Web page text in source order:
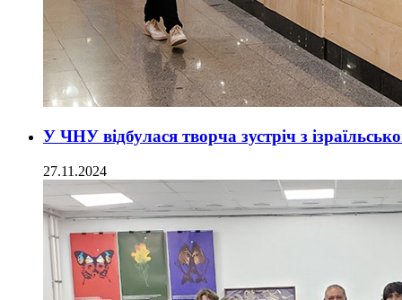
У ЧНУ відбулася творча зустріч з
27.11.2024